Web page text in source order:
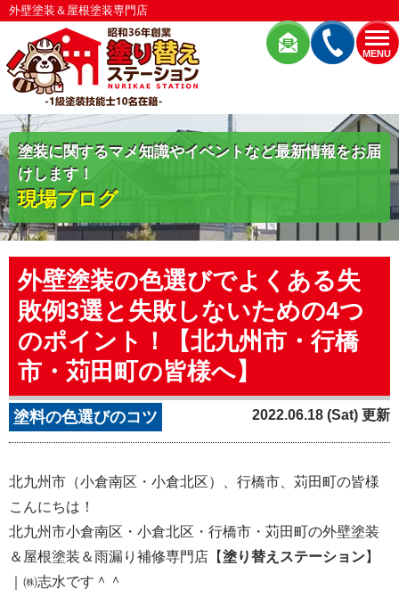
MENU
外壁塗装＆屋根塗装専門店
塗装に関するマメ知識やイベントなど最新情報をお届
けします！
現場ブログ
外壁塗装の色選びでよくある失
敗例3選と失敗しないための4つ
のポイント！【北九州市・行橋
市・苅田町の皆様へ】
塗料の色選びのコツ 2022.06.18 (Sat) 更新
北九州市（小倉南区・小倉北区）、行橋市、苅田町の皆様
こんにちは！
北九州市小倉南区・小倉北区・行橋市・苅田町の外壁塗装
＆屋根塗装＆雨漏り補修専門店【塗り替えステーション】
｜㈱志水です＾＾